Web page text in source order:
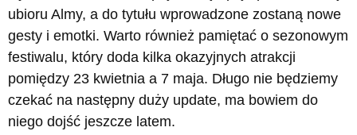
ubioru Almy, a do tytułu wprowadzone zostaną nowe
gesty i emotki. Warto również pamiętać o sezonowym
festiwalu, który doda kilka okazyjnych atrakcji
pomiędzy 23 kwietnia a 7 maja. Długo nie będziemy
czekać na następny duży update, ma bowiem do
niego dojść jeszcze latem.